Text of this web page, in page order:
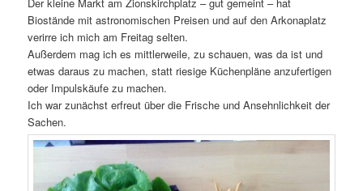
Biostände mit astronomischen Preisen und auf den Arkonaplatz
verirre ich mich am Freitag selten.
Außerdem mag ich es mittlerweile, zu schauen, was da ist und
etwas daraus zu machen, statt riesige Küchenpläne anzufertigen
oder Impulskäufe zu machen.
Ich war zunächst erfreut über die Frische und Ansehnlichkeit der
Sachen.